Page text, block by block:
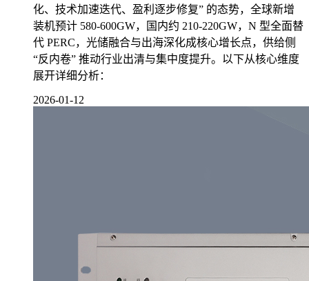
化、技术加速迭代、盈利逐步修复” 的态势，全球新增
装机预计 580-600GW，国内约 210-220GW，N 型全面替
代 PERC，光储融合与出海深化成核心增长点，供给侧
“反内卷” 推动行业出清与集中度提升。以下从核心维度
展开详细分析：
2026-01-12